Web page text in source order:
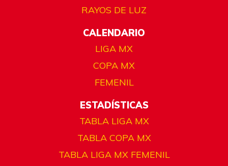
RAYOS DE LUZ
CALENDARIO
LIGA MX
COPA MX
FEMENIL
ESTADÍSTICAS
TABLA LIGA MX
TABLA COPA MX
TABLA LIGA MX FEMENIL